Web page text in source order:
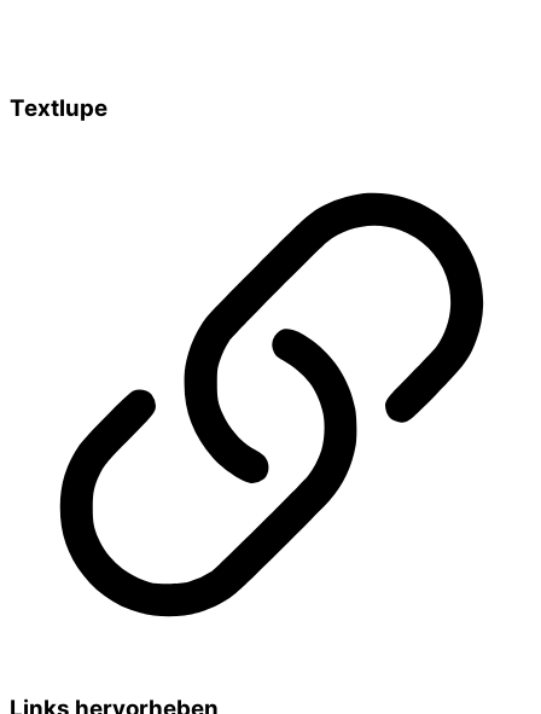
Textlupe
Links hervorheben